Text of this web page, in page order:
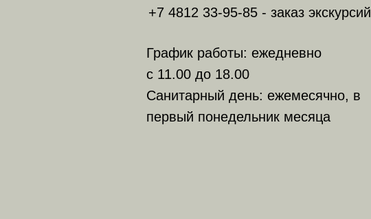
График работы: ежедневно
с 11.00 до 18.00
Санитарный день: ежемесячно, в
первый понедельник месяца
+7 4812 33-95-85 - заказ экскурсий